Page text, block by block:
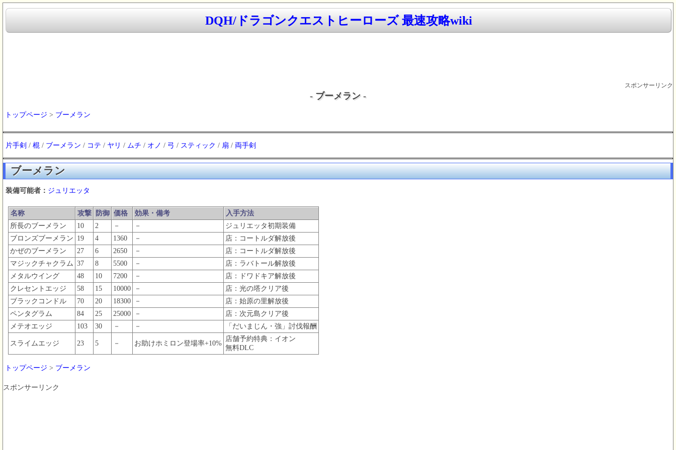
DQH/ドラゴンクエストヒーローズ 最速攻略wiki
スポンサーリンク
- ブーメラン -
トップページ > ブーメラン
片手剣 / 棍 / ブーメラン / コテ / ヤリ / ムチ / オノ / 弓 / スティック / 扇 / 両手剣
ブーメラン
装備可能者： ジュリエッタ
名称 攻撃 防御 価格 効果・備考
入手方法
所長のブーメラン
10 2 － －
ジュリエッタ初期装備
ブロンズブーメラン 19 4 1360 －
店：コートルダ解放後
かぜのブーメラン
27 6 2650 －
店：コートルダ解放後
マジックチャクラム 37 8 5500 －
店：ラバトール解放後
メタルウイング
48 10 7200 －
店：ドワドキア解放後
クレセントエッジ
58 15 10000 －
店：光の塔クリア後
ブラックコンドル
70 20 18300 －
店：始原の里解放後
ペンタグラム
84 25 25000 －
店：次元島クリア後
メテオエッジ
103 30 － － 「だいまじん・強」討伐報酬
スライムエッジ 23 5 － お助けホミロン登場率+10%
店舗予約特典：イオン
無料DLC
トップページ > ブーメラン
スポンサーリンク